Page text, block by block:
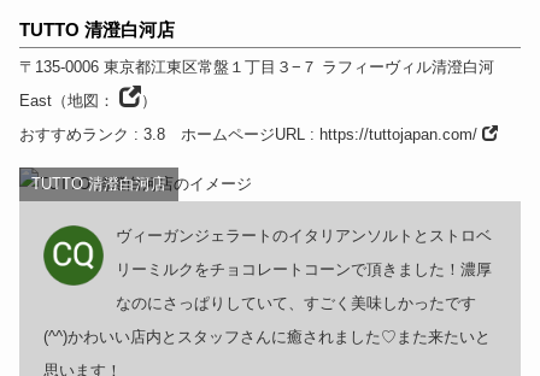
TUTTO 清澄白河店
〒135-0006 東京都江東区常盤１丁目３−７ ラフィーヴィル清澄白河
East（地図：
）
おすすめランク : 3.8 ホームページURL: https://tuttojapan.com/
TUTTO 清澄白河店
ヴィーガンジェラートのイタリアンソルトとストロベ
リーミルクをチョコレートコーンで頂きました！濃厚
なのにさっぱりしていて、すごく美味しかったです
(^^)かわいい店内とスタッフさんに癒されました♡また来たいと
思います！